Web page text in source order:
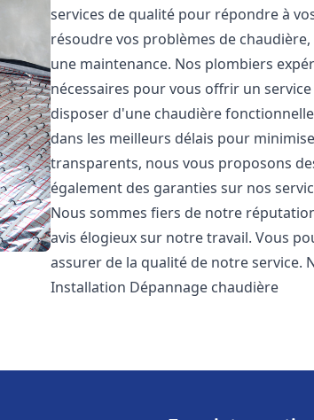
services de qualité pour répondre à
résoudre vos problèmes de
une maintenance. Nos plombiers
nécessaires pour vous offrir un
disposer d'une chaudière
dans les meilleurs délais pour
transparents, nous vous proposons
également des garanties sur nos
Nous sommes fiers de notre
avis élogieux sur notre travail. Vous
assurer de la qualité de notre
Installation Dépannage chaudière